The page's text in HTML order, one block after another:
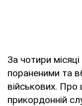
За чотири
пораненими та
військових. Про
прикордонній